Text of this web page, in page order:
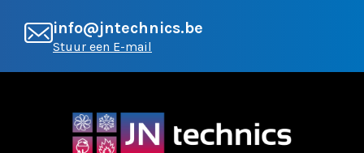
info@jntechnics.be
Stuur een E-mail